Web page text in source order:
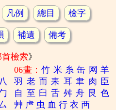
凡例 總目 檢字
補遺 備考
首檢索》
八
06畫：竹 米 糸 缶 网 羊
羽 老 而 耒 耳 聿 肉 臣
自 至 臼 舌 舛 舟 艮 色
艸 虍 虫 血 行 衣 襾